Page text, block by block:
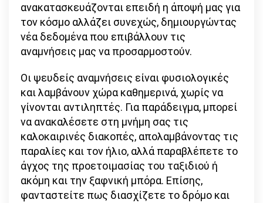
ανακατασκευάζονται επειδή η άποψή μας για
τον κόσμο αλλάζει συνεχώς, δημιουργώντας
νέα δεδομένα που επιβάλλουν τις
αναμνήσεις μας να προσαρμοστούν.
Οι ψευδείς αναμνήσεις είναι φυσιολογικές
και λαμβάνουν χώρα καθημερινά, χωρίς να
γίνονται αντιληπτές. Για παράδειγμα, μπορεί
να ανακαλέσετε στη μνήμη σας τις
καλοκαιρινές διακοπές, απολαμβάνοντας τις
παραλίες και τον ήλιο, αλλά παραβλέπετε το
άγχος της προετοιμασίας του ταξιδιού ή
ακόμη και την ξαφνική μπόρα. Επίσης,
φανταστείτε πως διασχίζετε το δρόμο και